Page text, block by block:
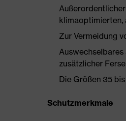
klimaoptimierten,
Zur Vermeidung
zusätzlicher
Die Größen 35
Schutzmerkmale